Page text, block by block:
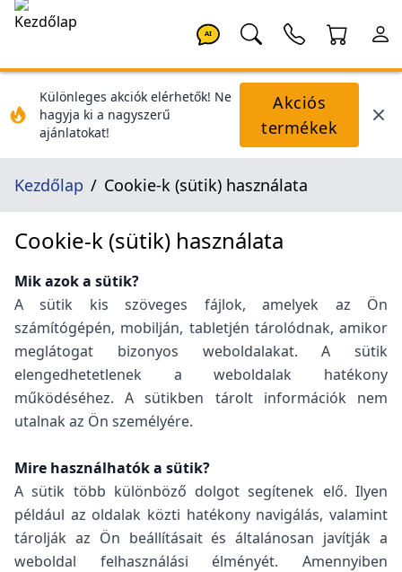
AI
Különleges akciók elérhetők! Ne
hagyja ki a nagyszerű
ajánlatokat!
Akciós
termékek
Kezdőlap Cookie-k (sütik) használata
Cookie-k (sütik) használata
Mik azok a sütik?
A sütik kis szöveges fájlok, amelyek az Ön
számítógépén, mobilján, tabletjén tárolódnak, amikor
meglátogat bizonyos weboldalakat. A sütik
elengedhetetlenek a weboldalak hatékony
működéséhez. A sütikben tárolt információk nem
utalnak az Ön személyére.
Mire használhatók a sütik?
A sütik több különböző dolgot segítenek elő. Ilyen
például az oldalak közti hatékony navigálás, valamint
tárolják az Ön beállításait és általánosan javítják a
weboldal felhasználási élményét. Amennyiben